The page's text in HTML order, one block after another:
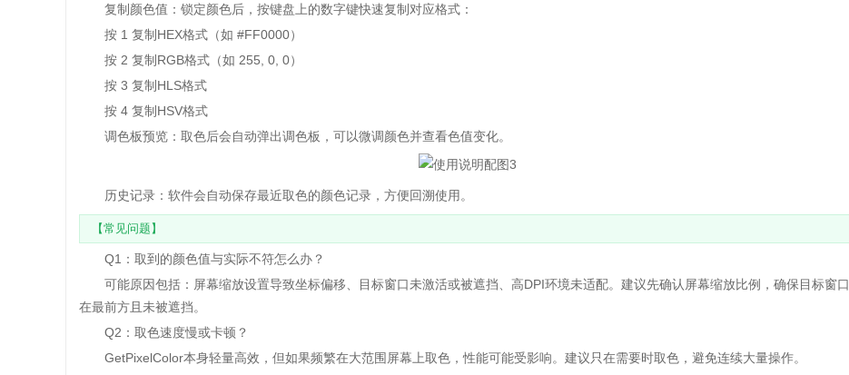
‌复制颜色值‌：锁定颜色后，按键盘上的数字键快速复制对应格式：
按 1 复制HEX格式（如 #FF0000）
按 2 复制RGB格式（如 255, 0, 0）
按 3 复制HLS格式
按 4 复制HSV格式
‌调色板预览‌：取色后会自动弹出调色板，可以微调颜色并查看色值变化。
‌历史记录‌：软件会自动保存最近取色的颜色记录，方便回溯使用。
【常见问题】
‌Q1：取到的颜色值与实际不符怎么办？‌
可能原因包括：屏幕缩放设置导致坐标偏移、目标窗口未激活或被遮挡、高DPI环境未适配。建议先确认屏幕缩放比例，确保目标窗口
在最前方且未被遮挡。
‌Q2：取色速度慢或卡顿？‌
GetPixelColor本身轻量高效，但如果频繁在大范围屏幕上取色，性能可能受影响。建议只在需要时取色，避免连续大量操作。